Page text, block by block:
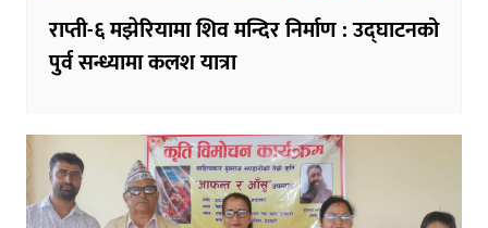
राप्ती-६ मझेरियामा शिव मन्दिर निर्माण : उद्घाटनको
पुर्व सन्ध्यामा कलश यात्रा